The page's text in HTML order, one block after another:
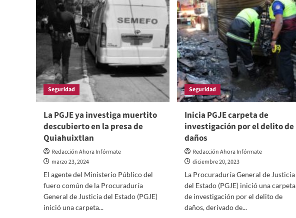
zacatelquenses
por
haber
linchado
a
dos
elementos
de
la
SSC
en
Santa
Cruz
Tlaxcala
por
insuficiencia
respiratoria
secundaria
a
trauma
cerrado
de
por
precipitación:
Seguridad
La PGJE ya investiga muertito
descubierto en la presa de
Quiahuixtlan
Redacción Ahora Infórmate
marzo 23, 2024
El agente del Ministerio Público del
fuero común de la Procuraduría
General de Justicia del Estado (PGJE)
inició una carpeta...
Seguridad
Inicia PGJE carpeta de
investigación por el delito de
daños
Redacción Ahora Infórmate
diciembre 20, 2023
La Procuraduría General de Justicia
del Estado (PGJE) inició una carpeta
de investigación por el delito de
daños, derivado de...